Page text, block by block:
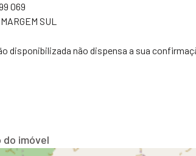
069
SUL
disponibilizada não dispensa a sua
imóvel